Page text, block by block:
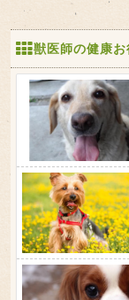
獣医師の健康お